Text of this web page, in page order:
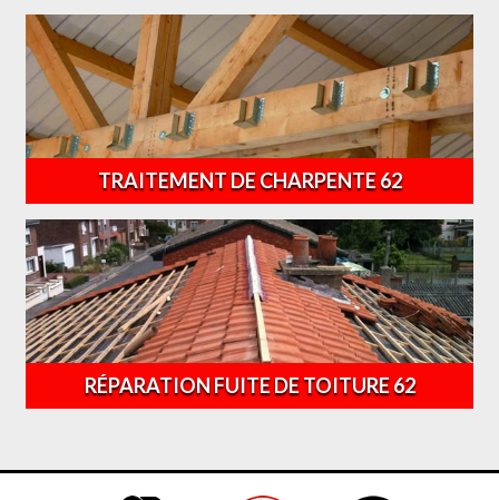
TRAITEMENT DE CHARPENTE 62
RÉPARATION FUITE DE TOITURE 62